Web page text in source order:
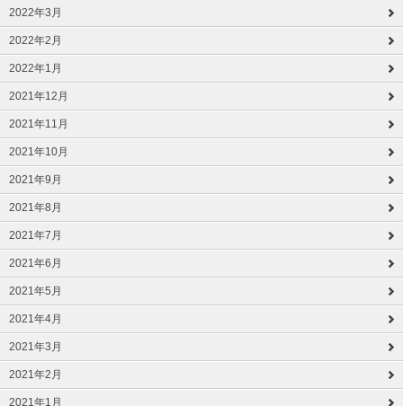
2022年3月
2022年2月
2022年1月
2021年12月
2021年11月
2021年10月
2021年9月
2021年8月
2021年7月
2021年6月
2021年5月
2021年4月
2021年3月
2021年2月
2021年1月